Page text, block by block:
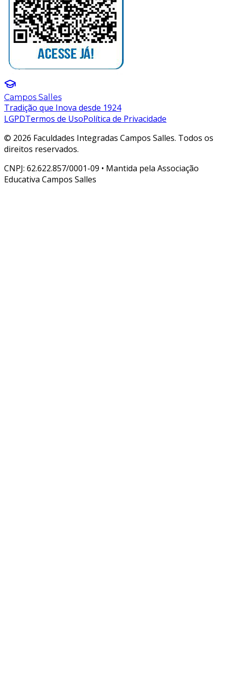
Campos Salles
Tradição que Inova desde 1924
LGPDTermos de UsoPolítica de Privacidade
© 2026 Faculdades Integradas Campos Salles. Todos os
direitos reservados.
CNPJ: 62.622.857/0001-09 • Mantida pela Associação
Educativa Campos Salles